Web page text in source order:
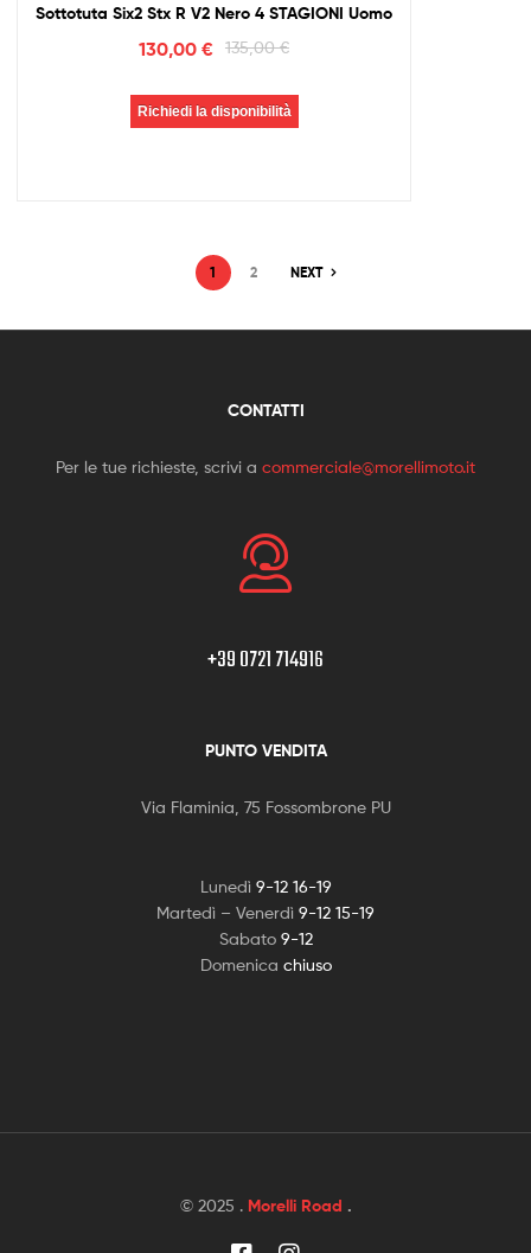
Sottotuta Six2 Stx R V2 Nero 4 STAGIONI Uomo
135,00€
130,00€
Richiedi la disponibilità
1 2 NEXT
CONTATTI
Per le tue richieste, scrivi a commerciale@morellimoto.it
+39 0721 714916
PUNTO VENDITA
Via Flaminia, 75 Fossombrone PU
Lunedì 9-12 16-19
Martedì – Venerdì 9-12 15-19
Sabato 9-12
Domenica chiuso
© 2025 . Morelli Road .